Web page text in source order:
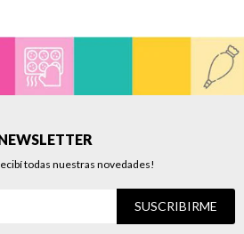
todas nuestras novedades!
SUSCRIBIRME